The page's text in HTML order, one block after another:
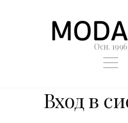
Осн. 1996
Вход в